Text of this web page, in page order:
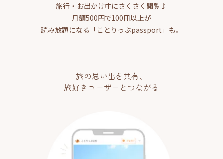
旅行・お出かけ中にさくさく閲覧♪
月額500円で100冊以上が
読み放題になる「ことりっぷpassport」も。
旅の思い出を共有、
旅好きユーザーとつながる